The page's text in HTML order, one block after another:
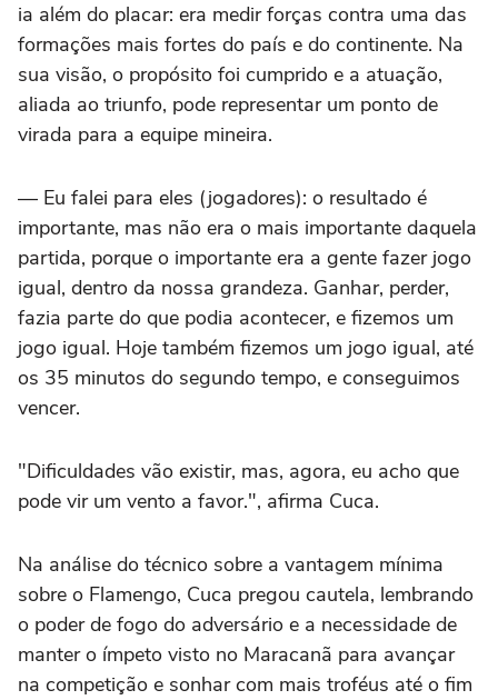
ia além do placar: era medir forças contra uma das
formações mais fortes do país e do continente. Na
sua visão, o propósito foi cumprido e a atuação,
aliada ao triunfo, pode representar um ponto de
virada para a equipe mineira.
— Eu falei para eles (jogadores): o resultado é
importante, mas não era o mais importante daquela
partida, porque o importante era a gente fazer jogo
igual, dentro da nossa grandeza. Ganhar, perder,
fazia parte do que podia acontecer, e fizemos um
jogo igual. Hoje também fizemos um jogo igual, até
os 35 minutos do segundo tempo, e conseguimos
vencer.
"Dificuldades vão existir, mas, agora, eu acho que
pode vir um vento a favor.", afirma Cuca.
Na análise do técnico sobre a vantagem mínima
sobre o Flamengo, Cuca pregou cautela, lembrando
o poder de fogo do adversário e a necessidade de
manter o ímpeto visto no Maracanã para avançar
na competição e sonhar com mais troféus até o fim